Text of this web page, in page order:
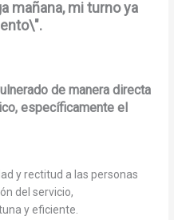
mañana, mi turno ya
de manera directa
específicamente el
y rectitud a las personas
del servicio,
y eficiente.